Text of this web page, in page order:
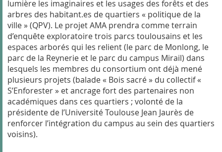
lumière les imaginaires et les usages des forêts et des
arbres des habitant.es de quartiers « politique de la
ville » (QPV). Le projet AMA prendra comme terrain
d’enquête exploratoire trois parcs toulousains et les
espaces arborés qui les relient (le parc de Monlong, le
parc de la Reynerie et le parc du campus Mirail) dans
lesquels les membres du consortium ont déjà mené
plusieurs projets (balade « Bois sacré » du collectif «
S’Enforester » et ancrage fort des partenaires non
académiques dans ces quartiers ; volonté de la
présidente de l’Université Toulouse Jean Jaurès de
renforcer l’intégration du campus au sein des quartiers
voisins).